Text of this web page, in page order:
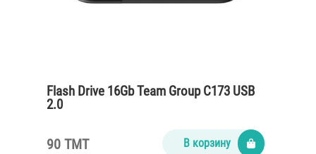
Flash Drive 16Gb Team Group C173 USB
2.0
90 TMT В корзину